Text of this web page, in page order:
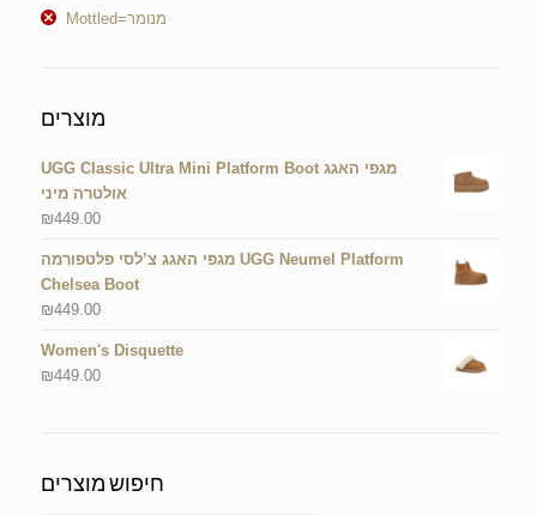
Mottled=מנומר
מוצרים
UGG Classic Ultra Mini Platform Boot מגפי האגג
אולטרה מיני
₪449.00
מגפי האגג צ’לסי פלטפורמה UGG Neumel Platform
Chelsea Boot
₪449.00
Women's Disquette
₪449.00
חיפוש מוצרים